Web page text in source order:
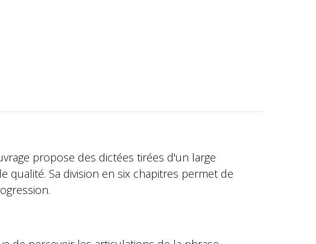
propose des dictées tirées d'un large
Sa division en six chapitres permet de